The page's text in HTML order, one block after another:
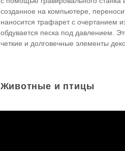
созданное на компьютере,
наносится трафарет с очертанием
обдувается песка под давлением.
четкие и долговечные элементы
Животные и птицы